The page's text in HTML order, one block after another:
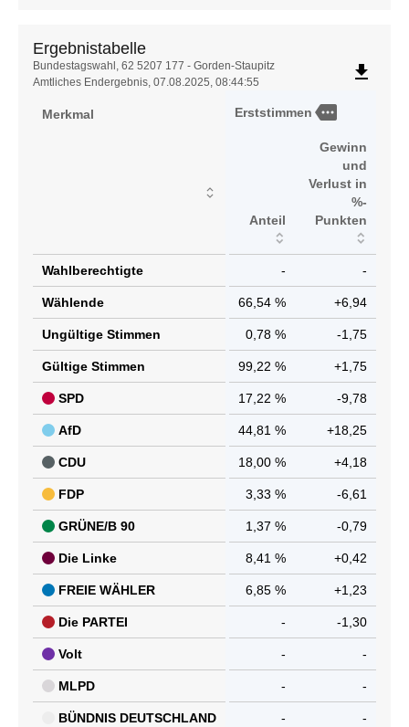
Ergebnistabelle
Ergebnistabelle
Bundestagswahl, 62 5207 177 - Gorden-Staupitz
Amtliches Endergebnis, 07.08.2025, 08:44:55
file_download
Merkmal Erststimmen more
Anteil
Gewinn
und
Verlust in
%-
Punkten
Wahlberechtigte - -
Wählende 66,54 % +6,94
Ungültige Stimmen 0,78 % -1,75
Gültige Stimmen 99,22 % +1,75
SPD 17,22 % -9,78
AfD 44,81 % +18,25
CDU 18,00 % +4,18
FDP 3,33 % -6,61
GRÜNE/B 90 1,37 % -0,79
Die Linke 8,41 % +0,42
FREIE WÄHLER 6,85 % +1,23
Die PARTEI - -1,30
Volt - -
MLPD - -
BÜNDNIS DEUTSCHLAND - -